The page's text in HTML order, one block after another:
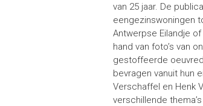
van 25 jaar. De
eengezinswoningen
Antwerpse Eilandje
hand van foto’s van
gestoffeerde
bevragen vanuit hun
Verschaffel en Henk
verschillende